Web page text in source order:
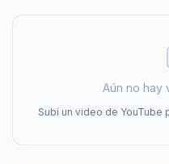
Aún no hay
Subí un video de YouTube